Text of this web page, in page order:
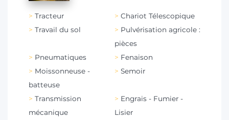
Tracteur
Chariot Télescopique
Travail du sol
Pulvérisation agricole :
pièces
Pneumatiques
Fenaison
Moissonneuse -
batteuse
Semoir
Transmission
mécanique
Engrais - Fumier -
Lisier